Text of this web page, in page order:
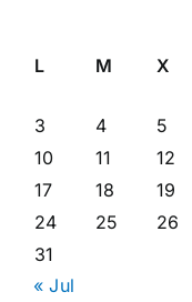
L
M X
3
4 5
10
11 12
17
18 19
24
25 26
31
« Jul